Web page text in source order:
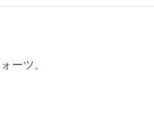
ーツ。